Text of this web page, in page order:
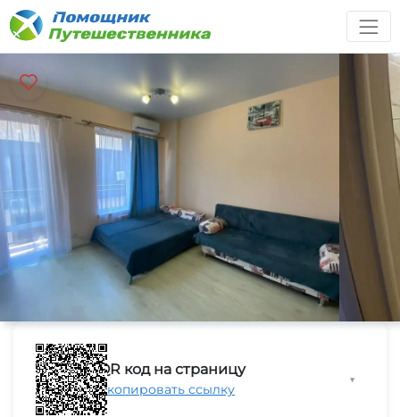
QR код на страницу
Скопировать ссылку
▼